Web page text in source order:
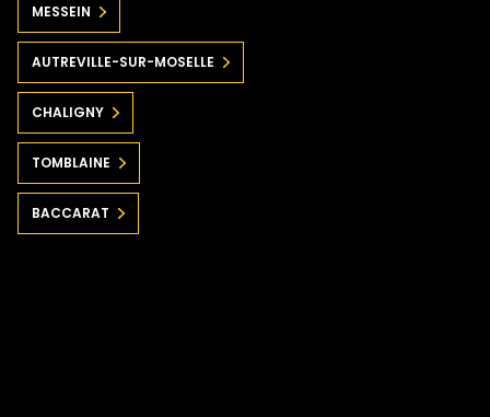
MESSEIN
AUTREVILLE-SUR-MOSELLE
CHALIGNY
TOMBLAINE
BACCARAT